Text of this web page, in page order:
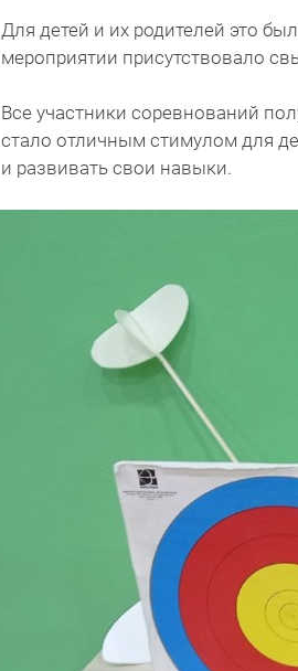
Для детей и их родителей это
мероприятии присутствовало
Все участники соревнований
стало отличным стимулом для
и развивать свои навыки.